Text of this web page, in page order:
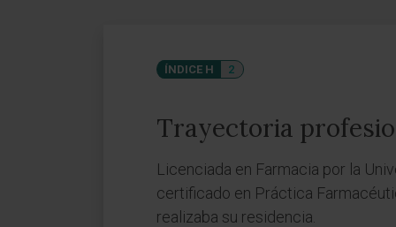
ÍNDICE H 2
Trayectoria
Licenciada en Farmacia por la
certificado en Práctica
realizaba su residencia.